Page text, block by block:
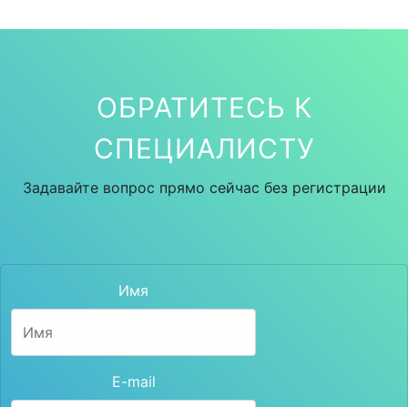
ОБРАТИТЕСЬ К
СПЕЦИАЛИСТУ
Задавайте вопрос прямо сейчас без регистрации
Имя
E-mail